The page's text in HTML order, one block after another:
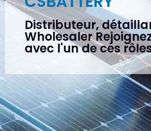
Distributeur,
Wholesaler
avec l'un de ces